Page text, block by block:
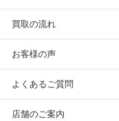
買取の流れ
お客様の声
よくあるご質問
店舗のご案内